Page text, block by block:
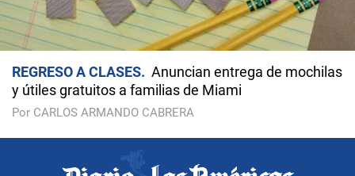
REGRESO A CLASES
Anuncian entrega de mochilas
y útiles gratuitos a familias de Miami
Por CARLOS ARMANDO CABRERA